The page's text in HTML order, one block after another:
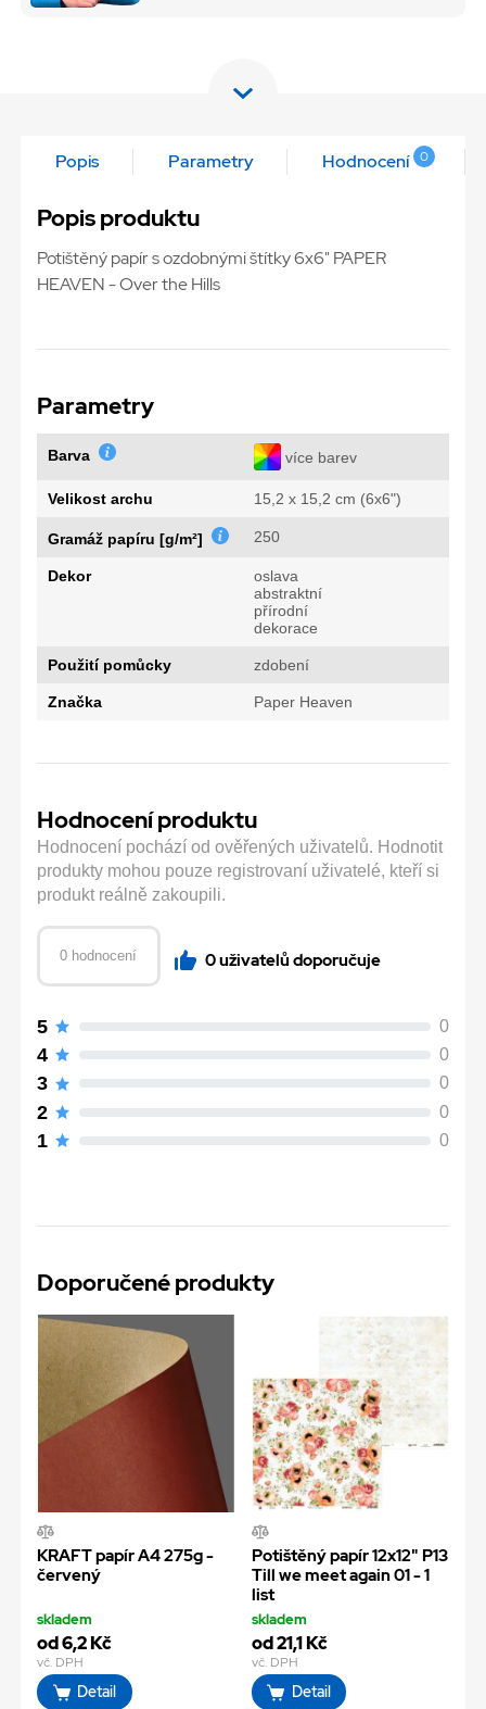
Popis Parametry Hodnocení 0
Popis produktu
Potištěný papír s ozdobnými štítky 6x6" PAPER
HEAVEN - Over the Hills
Parametry
Barva více barev
Velikost archu 15,2 x 15,2 cm (6x6")
Gramáž papíru [g/m²] 250
Dekor
oslava
abstraktní
přírodní
dekorace
Použití pomůcky zdobení
Značka Paper Heaven
Hodnocení produktu
Hodnocení pochází od ověřených uživatelů. Hodnotit
produkty mohou pouze registrovaní uživatelé, kteří si
produkt reálně zakoupili.
0 hodnocení 0 uživatelů doporučuje
5 0
4 0
3 0
2 0
1 0
Doporučené produkty
KRAFT papír A4 275g -
červený
skladem
od 6,2 Kč
vč. DPH
Detail
Potištěný papír 12x12" P13
Till we meet again 01 - 1
list
skladem
od 21,1 Kč
vč. DPH
Detail